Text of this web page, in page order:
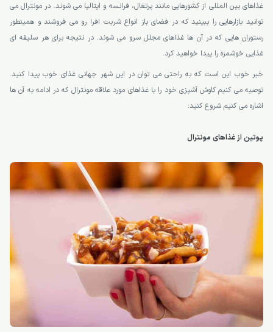
غذاهای بین المللی از کشورهایی مانند پرتغال، فرانسه و ایتالیا می شوند. در مونترال می
توانید بازارهایی را ببینید که در فضای باز انواع شربت افرا رو می فروشند و همینطور
رستوران هایی که در آن ها غذاهای مجلل سرو می شوند. در نتیجه برای هر سلیقه ای
غذایی خوشمزه را پیدا خواهید کرد.
خبر خوب این است که به راحتی می توان در این شهر جهانی غذای خوب پیدا کنید.
توصیه می کنیم کاوش آشپزی خود را با غذاهای مورد علاقه مونترال که در ادامه به آن ها
اشاره می کنیم شروع کنید:
پوتین از غذاهای مونترال